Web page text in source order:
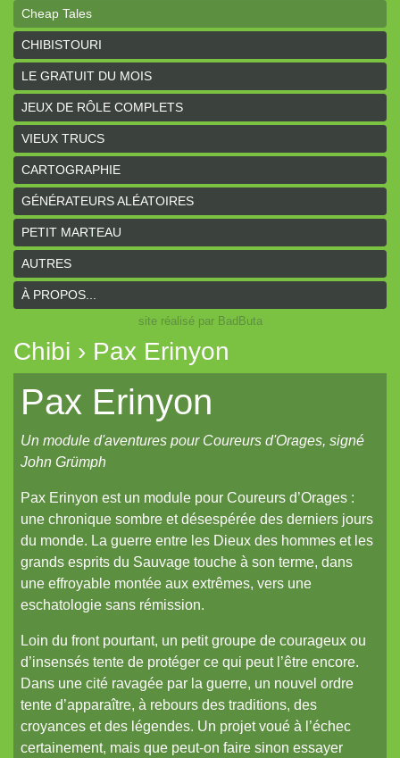
Cheap Tales
Intrépides
Coeurs Vaillants - Aventures
Coeurs Vaillants - Ogres de gel
Coeurs Vaillants - Compagnon2
Les bas-reliefs des Ruines de Zeriphar
N.YX
Sous l'ombre du Mont Yimsha
Coeurs Vaillants - Compagnon
Coeurs Vaillants // Gallant and Bold
Hârn - le monde de Hârn
De Urbium Graphidibus
La Frontière
Les cahiers du Vastemonde
Pour une poignée de sapèques
Les Carnets zoographiques du Capitaine Lalande
Donjon sans façon
Aux seuils d'abysses très-anciens
Pti6 // Lil6
La Mort bleue
De Chorographia
Raj Victoria
CHIBISTOURI
LE GRATUIT DU MOIS
JEUX DE RÔLE COMPLETS
VIEUX TRUCS
CARTOGRAPHIE
GÉNÉRATEURS ALÉATOIRES
PETIT MARTEAU
AUTRES
À PROPOS...
site réalisé par BadButa
Chibi › Pax Erinyon
Pax Erinyon
Un module d'aventures pour Coureurs d'Orages, signé
John Grümph
Pax Erinyon est un module pour Coureurs d’Orages :
une chronique sombre et désespérée des derniers jours
du monde. La guerre entre les Dieux des hommes et les
grands esprits du Sauvage touche à son terme, dans
une effroyable montée aux extrêmes, vers une
eschatologie sans rémission.
Loin du front pourtant, un petit groupe de courageux ou
d’insensés tente de protéger ce qui peut l’être encore.
Dans une cité ravagée par la guerre, un nouvel ordre
tente d’apparaître, à rebours des traditions, des
croyances et des légendes. Un projet voué à l’échec
certainement, mais que peut-on faire sinon essayer